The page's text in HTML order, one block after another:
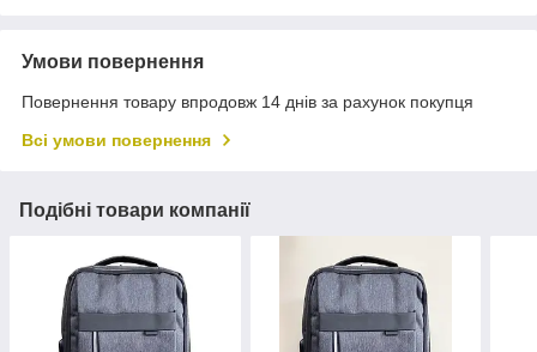
Умови повернення
Повернення товару впродовж 14 днів за рахунок покупця
Всі умови повернення
Подібні товари компанії